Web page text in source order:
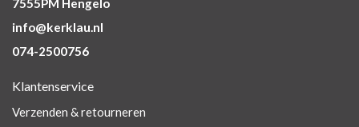
7555PM Hengelo
info@kerklau.nl
074-2500756
Klantenservice
Verzenden & retourneren